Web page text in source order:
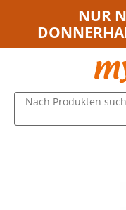
Zum Hauptinhalt
Zur Navigation
NUR
Nach Produkten